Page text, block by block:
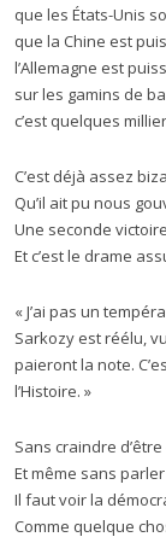
que les États-Unis
que la Chine est
l’Allemagne est
sur les gamins de
c’est quelques
C’est déjà assez
Qu’il ait pu nous
Une seconde victoire
Et c’est le drame
« J’ai pas un
Sarkozy est réélu,
paieront la note.
l’Histoire. »
Sans craindre
Et même sans
Il faut voir la
Comme quelque